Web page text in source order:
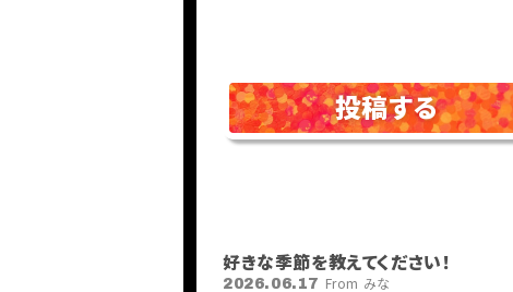
投稿する
好きな季節を教えてください！
2026.06.17 From みな